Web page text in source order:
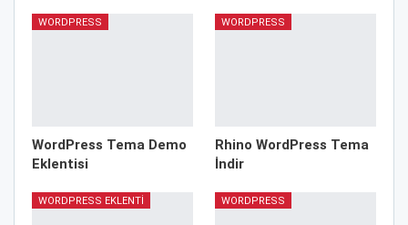
WORDPRESS
WordPress Tema Demo
Eklentisi
WORDPRESS
Rhino WordPress Tema
İndir
WORDPRESS EKLENTI WORDPRESS